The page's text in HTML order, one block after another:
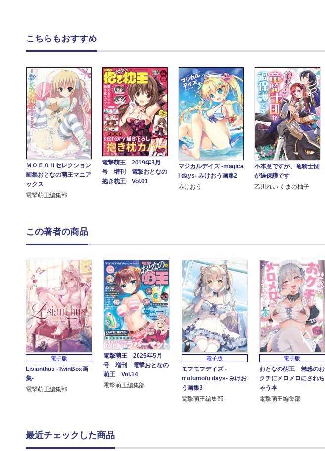
こちらもおすすめ
ＭＯＥＯＨセレクション
画集おとなの萌王マニア
ックス
電撃萌王編集部
電撃萌王 2019年3月
号 増刊 電撃おとなの
抱き枕王 Vol.01
マジカルデイズ -magica
l days- みけおう画集2
みけおう
不本意ですが、竜騎士団
が過保護です
乙川れい くまの柚子
この著者の商品
電子版
Lisianthus -TwinBox画
集-
電撃萌王編集部
電撃萌王 2025年5月
号 増刊 電撃おとなの
萌王 Vol.14
電撃萌王編集部
電子版
モフモフデイズ -
mofumofu days- みけお
う画集3
電撃萌王編集部
電子版
おとなの萌王 魅惑のお
クチにメロメロにされち
ゃう本
電撃萌王編集部
最近チェックした商品